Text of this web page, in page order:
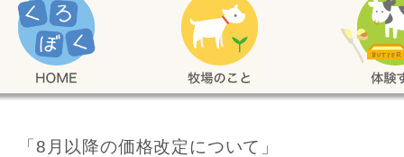
「8月以降の価格改定について」